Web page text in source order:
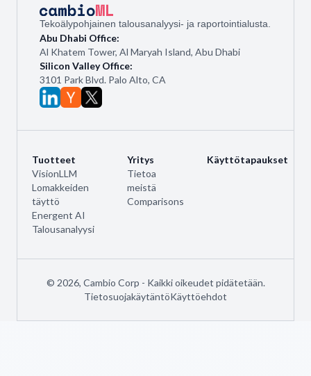
Tekoälypohjainen talousanalyysi- ja raportointialusta.
Abu Dhabi Office:
Al Khatem Tower, Al Maryah Island, Abu Dhabi
Silicon Valley Office:
3101 Park Blvd. Palo Alto, CA
Tuotteet
VisionLLM
Lomakkeiden
täyttö
Energent AI
Talousanalyysi
Yritys
Tietoa
meistä
Comparisons
Käyttötapaukset
© 2026, Cambio Corp - Kaikki oikeudet pidätetään.
TietosuojakäytäntöKäyttöehdot